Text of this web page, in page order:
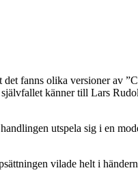
fanns olika versioner av
känner till Lars
utspela sig i en
vilade helt i